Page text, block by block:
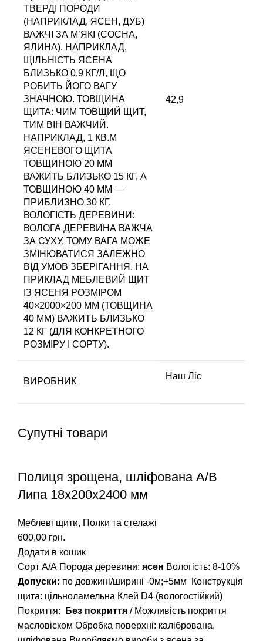
ТВЕРДІ ПОРОДИ
(НАПРИКЛАД, ЯСЕН, ДУБ)
ВАЖЧІ ЗА М’ЯКІ (СОСНА,
ЯЛИНА). НАПРИКЛАД,
ЩІЛЬНІСТЬ ЯСЕНА
БЛИЗЬКО 0,9 КГ/Л, ЩО
РОБИТЬ ЙОГО ВАГУ
ЗНАЧНОЮ. ТОВЩИНА
ЩИТА: ЧИМ ТОВЩИЙ ЩИТ,
ТИМ ВІН ВАЖЧИЙ.
НАПРИКЛАД, 1 КВ.М
ЯСЕНЕВОГО ЩИТА
ТОВЩИНОЮ 20 ММ
ВАЖИТЬ БЛИЗЬКО 15 КГ, А
ТОВЩИНОЮ 40 ММ —
ПРИБЛИЗНО 30 КГ.
ВОЛОГІСТЬ ДЕРЕВИНИ:
ВОЛОГА ДЕРЕВИНА ВАЖЧА
ЗА СУХУ, ТОМУ ВАГА МОЖЕ
ЗМІНЮВАТИСЯ ЗАЛЕЖНО
ВІД УМОВ ЗБЕРІГАННЯ. НА
ПРИКЛАД МЕБЛЕВИЙ ЩИТ
ІЗ ЯСЕНЯ РОЗМІРОМ
40×2000×200 ММ (ТОВЩИНА
40 ММ) ВАЖИТЬ БЛИЗЬКО
12 КГ (ДЛЯ КОНКРЕТНОГО
РОЗМІРУ І СОРТУ).
42,9
ВИРОБНИК
Наш Ліс
Супутні товари
Полиця зрощена, шліфована A/В
Липа 18х200х2400 мм
Меблеві щити, Полки та стелажі
600,00 грн.
Додати в кошик
Сорт А/А Порода деревини: ясен Вологість: 8-10%
Допуски: по довжині/ширині -0м;+5мм
Конструкція
щита: цільноламельна Клей D4 (вологостійкий)
Покриття:
Без покриття / Можливість покриття
масловіском Обробка поверхні: калібрована,